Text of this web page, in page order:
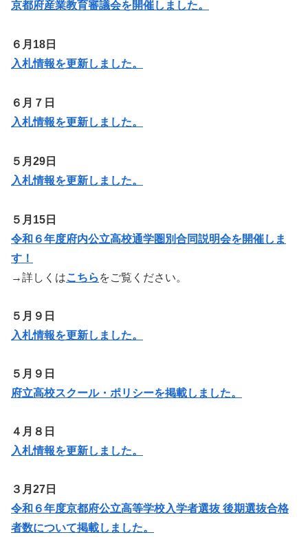
京都府産業教育審議会を開催しました。
６月18日
入札情報を更新しました。
６月７日
入札情報を更新しました。
５月29日
入札情報を更新しました。
５月15日
令和６年度府内公立高校通学圏別合同説明会を開催しま
す！
→詳しくはこちら をご覧ください。
５月９日
入札情報を更新しました。
５月９日
府立高校スクール・ポリシーを掲載しました。
４月８日
入札情報を更新しました。
３月27日
令和６年度京都府公立高等学校入学者選抜 後期選抜合格
者数について掲載しました。